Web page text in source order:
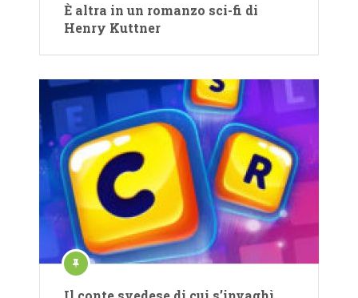
È altra in un romanzo sci-fi di
Henry Kuttner